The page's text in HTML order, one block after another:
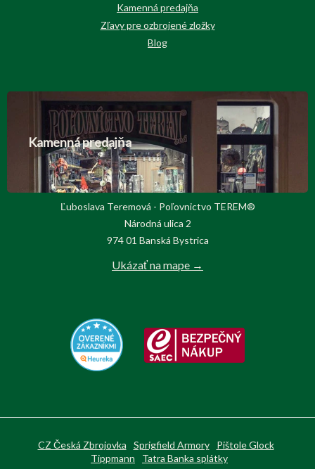
Kamenná predajňa
Zľavy pre ozbrojené zložky
Blog
Kamenná predajňa
Ľuboslava Teremová - Poľovnictvo TEREM®
Národná ulica 2
974 01 Banská Bystrica
Ukázať na mape →
CZ Česká Zbrojovka Sprigfield Armory
Pištole Glock
Tippmann
Tatra Banka splátky